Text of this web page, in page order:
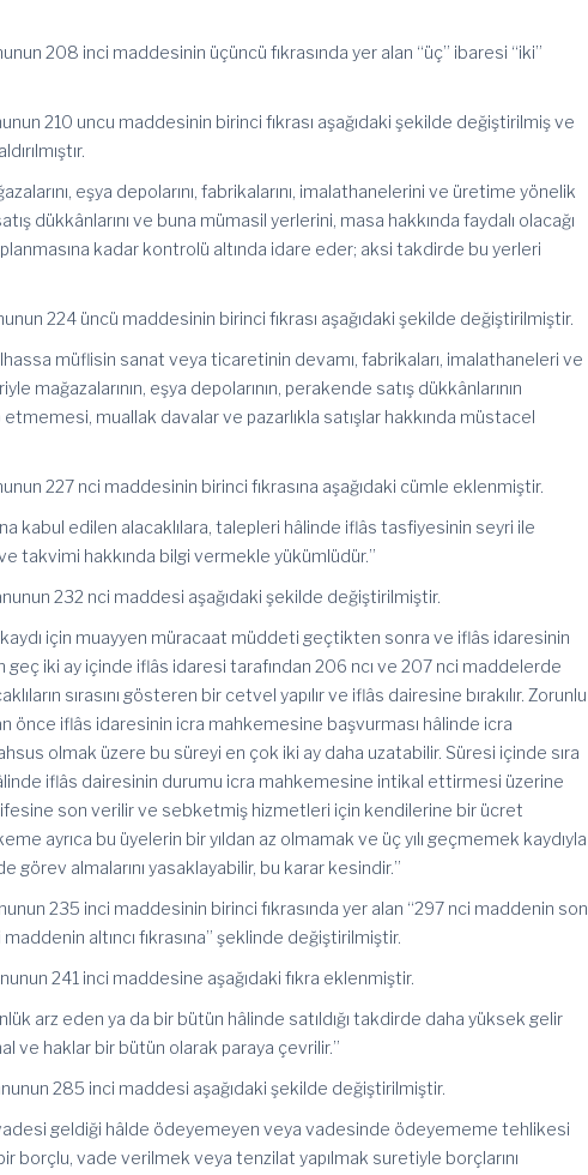
208 inci maddesinin üçüncü fıkrasında yer alan “üç” ibaresi “iki”
210 uncu maddesinin birinci fıkrası aşağıdaki şekilde değiştirilmiş ve
eşya depolarını, fabrikalarını, imalathanelerini ve üretime yönelik
dükkânlarını ve buna mümasil yerlerini, masa hakkında faydalı olacağı
kadar kontrolü altında idare eder; aksi takdirde bu yerleri
224 üncü maddesinin birinci fıkrası aşağıdaki şekilde değiştirilmiştir.
müflisin sanat veya ticaretinin devamı, fabrikaları, imalathaneleri ve
mağazalarının, eşya depolarının, perakende satış dükkânlarının
muallak davalar ve pazarlıkla satışlar hakkında müstacel
227 nci maddesinin birinci fıkrasına aşağıdaki cümle eklenmiştir.
kabul edilen alacaklılara, talepleri hâlinde iflâs tasfiyesinin seyri ile
takvimi hakkında bilgi vermekle yükümlüdür.”
232 nci maddesi aşağıdaki şekilde değiştirilmiştir.
kaydı için muayyen müracaat müddeti geçtikten sonra ve iflâs idaresinin
iki ay içinde iflâs idaresi tarafından 206 ncı ve 207 nci maddelerde
sırasını gösteren bir cetvel yapılır ve iflâs dairesine bırakılır. Zorunlu
önce iflâs idaresinin icra mahkemesine başvurması hâlinde icra
olmak üzere bu süreyi en çok iki ay daha uzatabilir. Süresi içinde sıra
iflâs dairesinin durumu icra mahkemesine intikal ettirmesi üzerine
son verilir ve sebketmiş hizmetleri için kendilerine bir ücret
ayrıca bu üyelerin bir yıldan az olmamak ve üç yılı geçmemek kaydıyla
görev almalarını yasaklayabilir, bu karar kesindir.”
235 inci maddesinin birinci fıkrasında yer alan “297 nci maddenin son
altıncı fıkrasına” şeklinde değiştirilmiştir.
241 inci maddesine aşağıdaki fıkra eklenmiştir.
arz eden ya da bir bütün hâlinde satıldığı takdirde daha yüksek gelir
ve haklar bir bütün olarak paraya çevrilir.”
285 inci maddesi aşağıdaki şekilde değiştirilmiştir.
vadesi geldiği hâlde ödeyemeyen veya vadesinde ödeyememe tehlikesi
borçlu, vade verilmek veya tenzilat yapılmak suretiyle borçlarını